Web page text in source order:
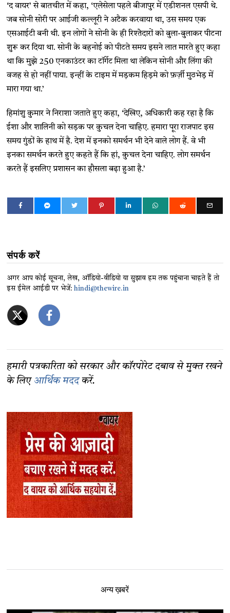
‘द वायर’ से बातचीत में कहा, ‘एलेसेला पहले बीजापुर में एडीशनल एसपी थे.
जब सोनी सोरी पर आईजी कल्लूरी ने अटैक करवाया था, उस समय एक
एसआईटी बनी थी. इन लोगों ने सोनी के ही रिश्तेेदारों को बुला-बुलाकर पीटना
शुरू कर दिया था. सोनी के बहनोई को पीटते समय इसने लात मारते हुए कहा
था कि मुझे 250 एनकाउंटर का टॉर्गेट मिला था लेकिन सोनी और लिंगा की
वजह से हो नहीं पाया. इन्हीं के टाइम में मड़कम हिड़मे को फ़र्ज़ी मुठभेड़ में
मारा गया था.’
हिमांशु कुमार ने निराशा जताते हुए कहा, ‘देखिए, अधिकारी कह रहा है कि
ईशा और शालिनी को सड़क पर कुचल देना चाहिए. हमारा पूरा राजपाट इस
समय गुंडों के हाथ में है. देश में इनको समर्थन भी देने वाले लोग हैं. वे भी
इनका समर्थन करते हुए कहते हैं कि हां, कुचल देना चाहिए. लोग समर्थन
करते हैं इसलिए प्रशासन का हौसला बढ़ा हुआ है.’
संपर्क करें
अगर आप कोई सूचना, लेख, ऑडियो-वीडियो या सुझाव हम तक पहुंचाना चाहते हैं तो
इस ईमेल आईडी पर भेजें: hindi@thewire.in
हमारी पत्रकारिता को सरकार और कॉरपोरेट दबाव से मुक्त रखने
के लिए आर्थिक मददकरें.
अन्य ख़बरें